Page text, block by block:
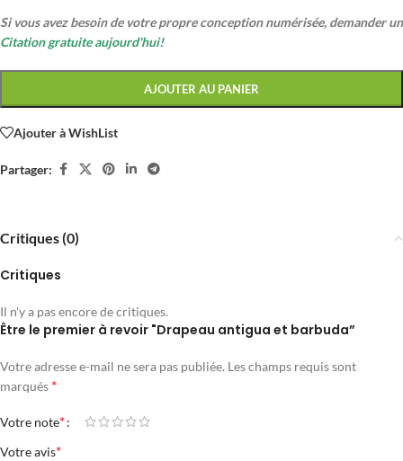
Si vous avez besoin de votre propre conception numérisée, demander un
Citation gratuite aujourd'hui!
AJOUTER AU PANIER
Ajouter à WishList
Partager:
Critiques (0)
Critiques
Il n'y a pas encore de critiques.
Être le premier à revoir "Drapeau antigua et barbuda”
Votre adresse e-mail ne sera pas publiée. Les champs requis sont
marqués *
Votre note*
Votre avis*